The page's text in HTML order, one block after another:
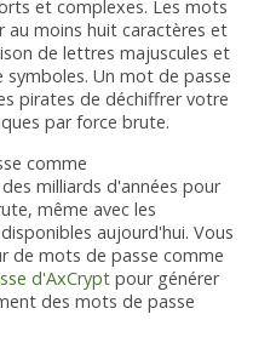
et complexes. Les mots
moins huit caractères et
de lettres majuscules et
Un mot de passe
pirates de déchiffrer votre
par force brute.
comme
milliards d'années pour
même avec les
aujourd'hui. Vous
de mots de passe comme
d'AxCrypt pour générer
des mots de passe